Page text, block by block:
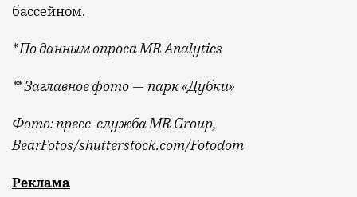
бассейном.
* По данным опроса MR Analytics
** Заглавное фото — парк «Дубки»
Фото: пресс-служба MR Group,
BearFotos/shutterstock.com/Fotodom
Квадратные метры, планировки, вид из
Реклама